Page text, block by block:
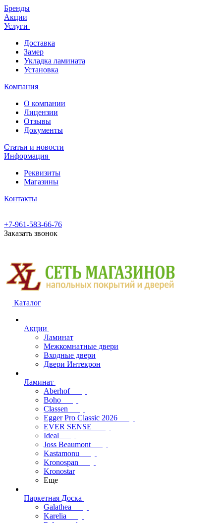
Бренды
Акции
Услуги
Доставка
Замер
Укладка ламината
Установка
Компания
О компании
Лицензии
Отзывы
Документы
Статьи и новости
Информация
Реквизиты
Магазины
Контакты
+7-961-583-66-76
Заказать звонок
Каталог
Акции
Ламинат
Межкомнатные двери
Входные двери
Двери Интекрон
Ламинат
Aberhof
Boho
Classen
Egger Pro Classic 2026
EVER SENSE
Ideal
Joss Beaumont
Kastamonu
Kronospan
Kronostar
Еще
Паркетная Доска
Galathea
Karelia